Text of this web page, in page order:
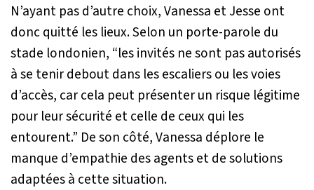
N’ayant pas d’autre choix, Vanessa et Jesse ont
donc quitté les lieux. Selon un porte-parole du
stade londonien, “les invités ne sont pas autorisés
à se tenir debout dans les escaliers ou les voies
d’accès, car cela peut présenter un risque légitime
pour leur sécurité et celle de ceux qui les
entourent.” De son côté, Vanessa déplore le
manque d’empathie des agents et de solutions
adaptées à cette situation.